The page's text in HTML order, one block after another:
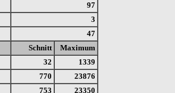
97
3
47
Schnitt
Maximum
32
1339
770
23876
753 23350